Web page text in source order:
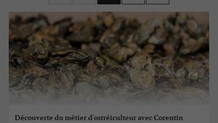
Découverte du métier d'ostréiculteur avec Corentin